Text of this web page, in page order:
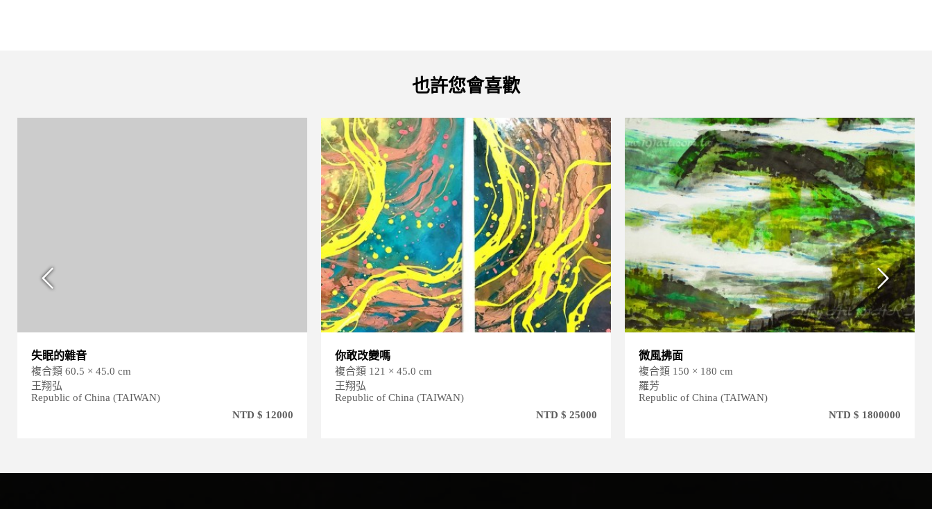
也許您會喜歡
失眠的雜音
複合類 60.5 × 45.0 cm
王翔弘
Republic of China (TAIWAN)
NTD $ 12000
你敢改變嗎
複合類 121 × 45.0 cm
王翔弘
Republic of China (TAIWAN)
NTD $ 25000
微風拂面
複合類 150 × 180 cm
羅芳
Republic of China (TAIWAN)
NTD $ 1800000